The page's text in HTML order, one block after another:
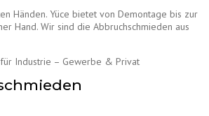
Händen. Yüce bietet von Demontage bis zur
Hand. Wir sind die Abbruchschmieden aus
Industrie – Gewerbe & Privat